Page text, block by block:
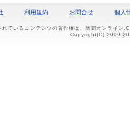
利用規約 お問合せ 個人
ているコンテンツの著作権は、新聞オンライン
Copyright(C) 2009-